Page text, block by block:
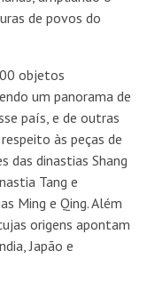
de povos do
objetos
um panorama de
país, e de outras
às peças de
das dinastias Shang
Tang e
Ming e Qing. Além
origens apontam
Japão e